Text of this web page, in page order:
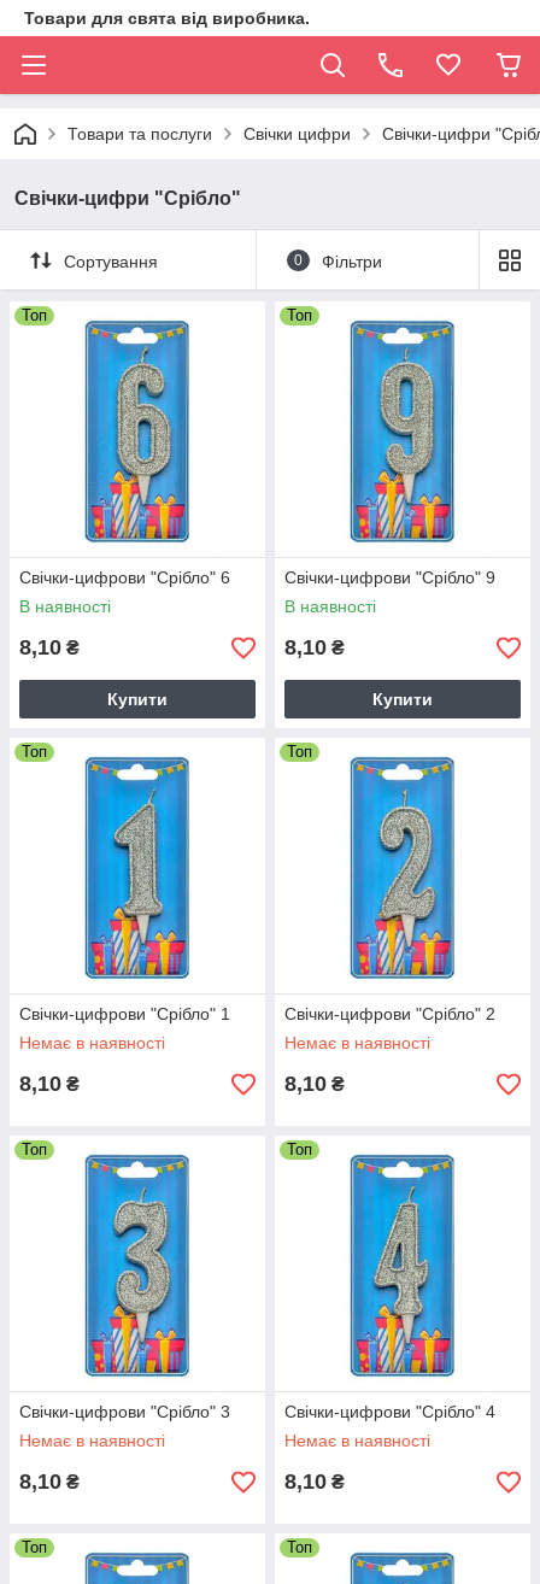
Товари для свята від виробника.
Товари та послуги Свічки цифри Свічки-цифри
Свічки-цифри "Срібло"
Сортування 0 Фільтри
Топ
Свічки-цифрови "Срібло" 6
В наявності
8,10 ₴
Купити
Топ
Свічки-цифрови "Срібло" 9
В наявності
8,10 ₴
Купити
Топ
Свічки-цифрови "Срібло" 1
Немає в наявності
8,10 ₴
Топ
Свічки-цифрови "Срібло" 2
Немає в наявності
8,10 ₴
Топ
Свічки-цифрови "Срібло" 3
Немає в наявності
8,10 ₴
Топ
Свічки-цифрови "Срібло" 4
Немає в наявності
8,10 ₴
Топ Топ